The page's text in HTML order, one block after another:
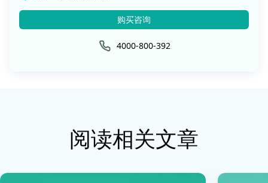
购买咨询
4000-800-392
阅读相关文章